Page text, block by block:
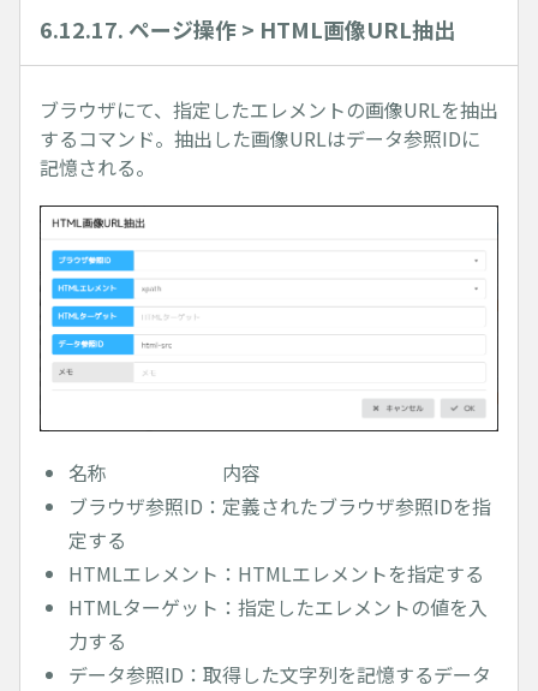
6.12.17. ページ操作 > HTML画像URL抽出
ブラウザにて、指定したエレメントの画像URLを抽出
するコマンド。抽出した画像URLはデータ参照IDに
記憶される。
名称 内容
ブラウザ参照ID：定義されたブラウザ参照IDを指
定する
HTMLエレメント：HTMLエレメントを指定する
HTMLターゲット：指定したエレメントの値を入
力する
データ参照ID：取得した文字列を記憶するデータ